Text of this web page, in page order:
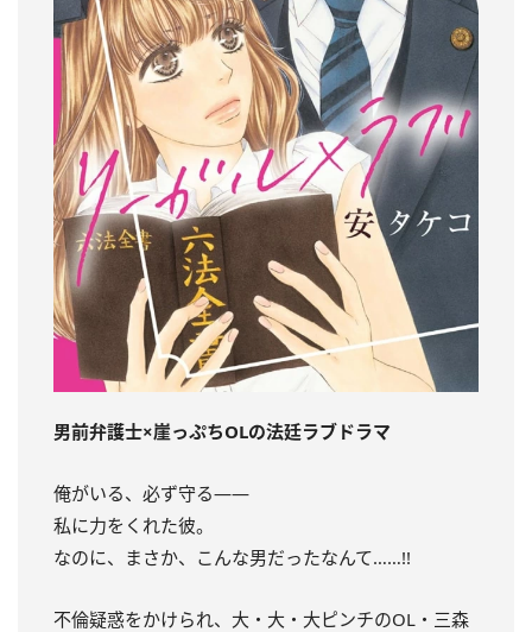
男前弁護士×崖っぷちOLの法廷ラブドラマ
俺がいる、必ず守る――
私に力をくれた彼。
なのに、まさか、こんな男だったなんて……!!
不倫疑惑をかけられ、大・大・大ピンチのOL・三森